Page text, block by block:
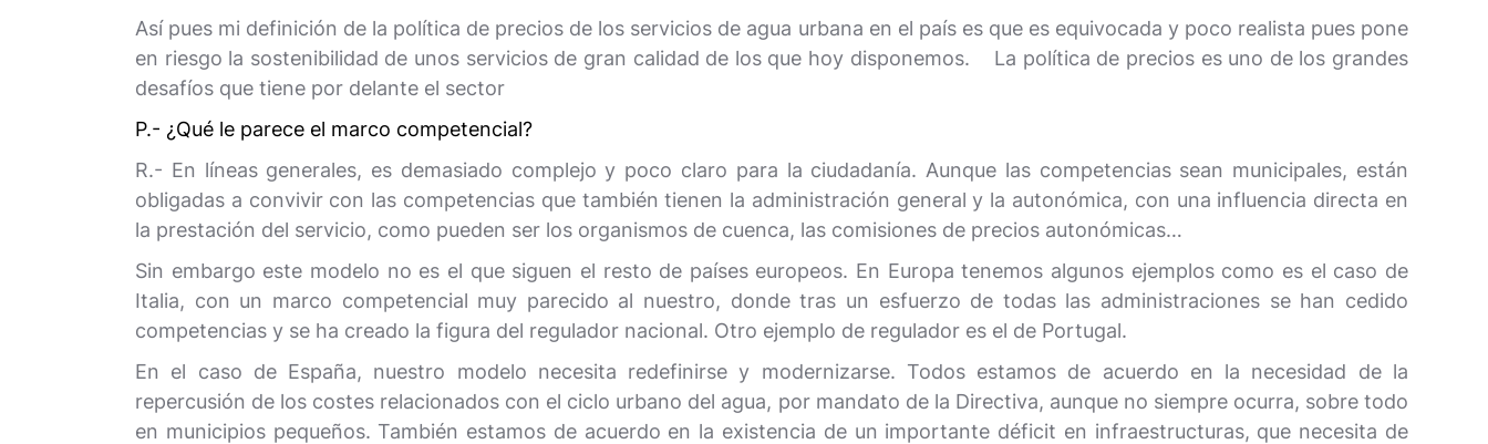
Así pues mi definición de la política de precios de los servicios de agua urbana en el país es que es equivocada y poco realista pues pone
en riesgo la sostenibilidad de unos servicios de gran calidad de los que hoy disponemos. La política de precios es uno de los grandes
desafíos que tiene por delante el sector
P.- ¿Qué le parece el marco competencial?
R.- En líneas generales, es demasiado complejo y poco claro para la ciudadanía. Aunque las competencias sean municipales, están
obligadas a convivir con las competencias que también tienen la administración general y la autonómica, con una influencia directa en
la prestación del servicio, como pueden ser los organismos de cuenca, las comisiones de precios autonómicas…
Sin embargo este modelo no es el que siguen el resto de países europeos. En Europa tenemos algunos ejemplos como es el caso de
Italia, con un marco competencial muy parecido al nuestro, donde tras un esfuerzo de todas las administraciones se han cedido
competencias y se ha creado la figura del regulador nacional. Otro ejemplo de regulador es el de Portugal.
En el caso de España, nuestro modelo necesita redefinirse y modernizarse. Todos estamos de acuerdo en la necesidad de la
repercusión de los costes relacionados con el ciclo urbano del agua, por mandato de la Directiva, aunque no siempre ocurra, sobre todo
en municipios pequeños. También estamos de acuerdo en la existencia de un importante déficit en infraestructuras, que necesita de